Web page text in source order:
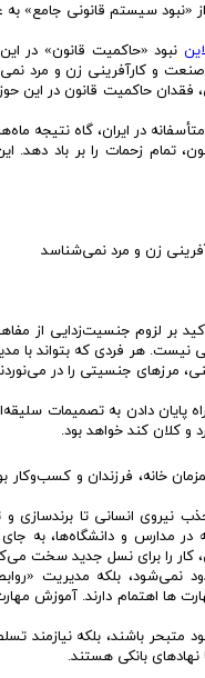
سیستم قانونی جامع» به
نبود «حاکمیت قانون» در
صنعت و کارآفرینی زن و مرد
فقدان حاکمیت قانون در این
در ایران، گاه نتیجه
زحمات را بر باد دهد.
بر لزوم جنسیت‌زدایی از
نیست. هر فردی که بتواند با
مرزهای جنسیتی را در
دادن به تصمیمات
کلان کند خواهد بود.
خانه، فرزندان و
انسانی تا برندسازی و
مدارس و دانشگاه‌ها، به
کار را برای نسل جدید سخت
نمی‌شود، بلکه مدیریت
اهتمام دارند. آموزش
متبحر باشند، بلکه نیازمند
نهادهای بانکی هستند.